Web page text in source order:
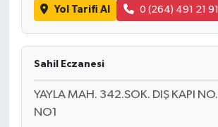
Yol Tarifi Al 0 (264) 491 21 91
Sahil Eczanesi
YAYLA MAH. 342.SOK. DIŞ KAPI
NO1